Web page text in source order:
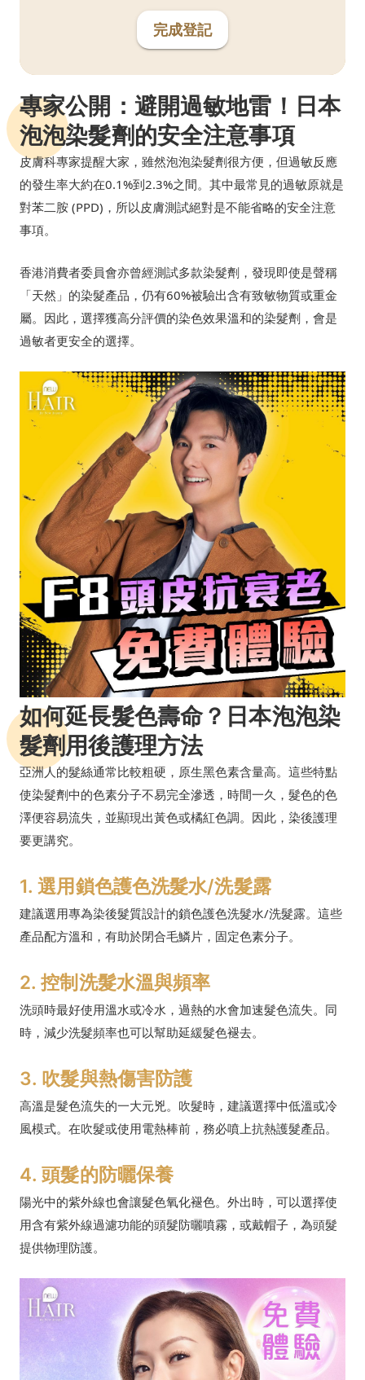
完成登記
專家公開：避開過敏地雷！日本
泡泡染髮劑的安全注意事項
皮膚科專家提醒大家，雖然泡泡染髮劑很方便，但過敏反應
的發生率大約在0.1%到2.3%之間。其中最常見的過敏原就是
對苯二胺 (PPD)，所以皮膚測試絕對是不能省略的安全注意
事項。
香港消費者委員會亦曾經測試多款染髮劑，發現即使是聲稱
「天然」的染髮產品，仍有60%被驗出含有致敏物質或重金
屬。因此，選擇獲高分評價的染色效果溫和的染髮劑，會是
過敏者更安全的選擇。
如何延長髮色壽命？日本泡泡染
髮劑用後護理方法
亞洲人的髮絲通常比較粗硬，原生黑色素含量高。這些特點
使染髮劑中的色素分子不易完全滲透，時間一久，髮色的色
澤便容易流失，並顯現出黃色或橘紅色調。因此，染後護理
要更講究。
1. 選用鎖色護色洗髮水/洗髮露
建議選用專為染後髮質設計的鎖色護色洗髮水/洗髮露。這些
產品配方溫和，有助於閉合毛鱗片，固定色素分子。
2. 控制洗髮水溫與頻率
洗頭時最好使用溫水或冷水，過熱的水會加速髮色流失。同
時，減少洗髮頻率也可以幫助延緩髮色褪去。
3. 吹髮與熱傷害防護
高溫是髮色流失的一大元兇。吹髮時，建議選擇中低溫或冷
風模式。在吹髮或使用電熱棒前，務必噴上抗熱護髮產品。
4. 頭髮的防曬保養
陽光中的紫外線也會讓髮色氧化褪色。外出時，可以選擇使
用含有紫外線過濾功能的頭髮防曬噴霧，或戴帽子，為頭髮
提供物理防護。